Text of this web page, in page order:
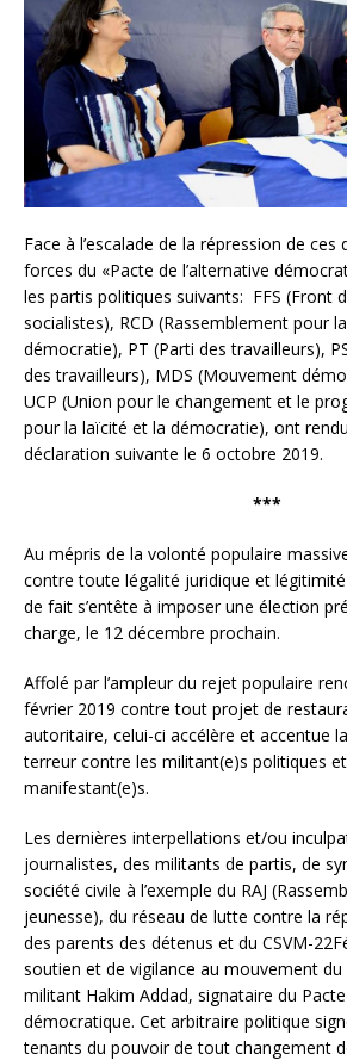
Face à l’escalade de la répression de ces
forces du «Pacte de l’alternative
les partis politiques suivants: FFS (Front
socialistes), RCD (Rassemblement pour
démocratie), PT (Parti des travailleurs),
des travailleurs), MDS (Mouvement
UCP (Union pour le changement et le
pour la laïcité et la démocratie), ont
déclaration suivante le 6 octobre 2019.
***
Au mépris de la volonté populaire
contre toute légalité juridique et
de fait s’entête à imposer une élection
charge, le 12 décembre prochain.
Affolé par l’ampleur du rejet populaire
février 2019 contre tout projet de
autoritaire, celui-ci accélère et accentue
terreur contre les militant(e)s politiques
manifestant(e)s.
Les dernières interpellations et/ou
journalistes, des militants de partis, de
société civile à l’exemple du RAJ
jeunesse), du réseau de lutte contre la
des parents des détenus et du CSVM-
soutien et de vigilance au mouvement
militant Hakim Addad, signataire du Pacte
démocratique. Cet arbitraire politique
tenants du pouvoir de tout changement